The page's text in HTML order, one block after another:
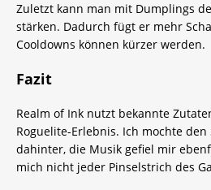
Zuletzt kann man mit Dumplings
stärken. Dadurch fügt er mehr
Cooldowns können kürzer werden.
Fazit
Realm of Ink nutzt bekannte
Roguelite-Erlebnis. Ich mochte
dahinter, die Musik gefiel mir
mich nicht jeder Pinselstrich des